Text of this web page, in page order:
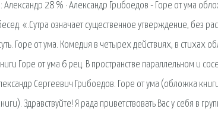
28 % · Александр Грибоедов - Горе от ума
«.Сутра означает существенное утверждение, без
Горе от ума. Комедия в четырех действиях, в стихах
Горе от ума 6 рец. В пространстве параллельном и
Сергеевич Грибоедов. Горе от ума (обложка
Здравствуйте! Я рада приветствовать Вас у себя в